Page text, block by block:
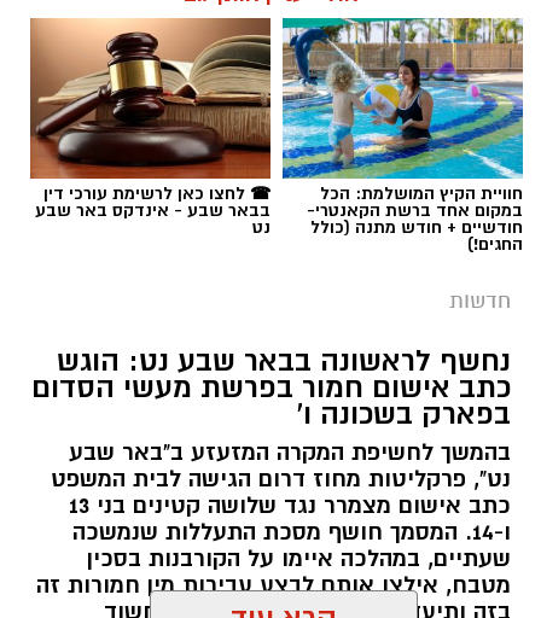
תגים:כבאות והצלה
שריפה בבאר שבע. קרדיט: כבאות והצלה
במסגרת מבצע אכיפה משולב ורחב היקף שנערך
ביום רביעי האחרון (5.8.2026) ביישוב שגב שלום,
נחשפו ליקויי בטיחות חמורים בעסק מקומי
חוויית הקיץ המושלמת: הכל
במקום אחד ברשת הקאנטרי-
חודשיים + חודש מתנה (כולל
החגים!)
☎ לחצו כאן לרשימת עורכי דין
בבאר שבע - אינדקס באר שבע
נט
חדשות
נחשף לראשונה בבאר שבע נט: הוגש
כתב אישום חמור בפרשת מעשי הסדום
בפארק בשכונה ו'
בהמשך לחשיפת המקרה המזעזע ב"באר שבע
נט", פרקליטות מחוז דרום הגישה לבית המשפט
כתב אישום מצמרר נגד שלושה קטינים בני 13
ו-14. המסמך חושף מסכת התעללות שנמשכה
שעתיים, במהלכה איימו על הקורבנות בסכין
מטבח, אילצו אותם לבצע עבירות מין חמורות זה
בזה ותיעדו את הזוועה. מתברר כי החשוד